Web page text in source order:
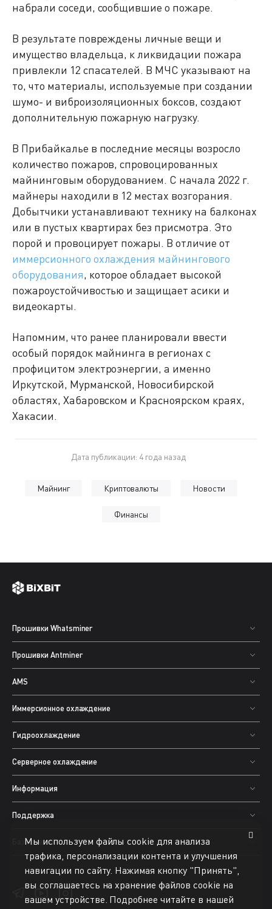
набрали соседи, сообщившие о пожаре.
В результате повреждены личные вещи и
имущество владельца, к ликвидации пожара
привлекли 12 спасателей. В МЧС указывают на
то, что материалы, используемые при создании
шумо- и виброизоляционных боксов, создают
дополнительную пожарную нагрузку.
В Прибайкалье в последние месяцы возросло
количество пожаров, спровоцированных
майнинговым оборудованием. С начала 2022 г.
майнеры находили в 12 местах возгорания.
Добытчики устанавливают технику на балконах
или в пустых квартирах без присмотра. Это
порой и провоцирует пожары. В отличие от
иммерсионного охлаждения майнингового
оборудования, которое обладает высокой
пожароустойчивостью и защищает асики и
видеокарты.
Напомним, что ранее планировали ввести
особый порядок майнинга в регионах с
профицитом электроэнергии, а именно
Иркутской, Мурманской, Новосибирской
областях, Хабаровском и Красноярском краях,
Хакасии.
Дата публикации: 4 года назад
Майнинг Криптовалюты Новости
Финансы
Прошивки Whatsminer
Прошивки Antminer
AMS
Иммерсионное охлаждение
Гидроохлаждение
Серверное охлаждение
Информация
Поддержка
База знаний
Мы используем файлы cookie для анализа
трафика, персонализации контента и улучшения
навигации по сайту. Нажимая кнопку "Принять",
вы соглашаетесь на хранение файлов cookie на
вашем устройстве. Подробнее читайте в нашей